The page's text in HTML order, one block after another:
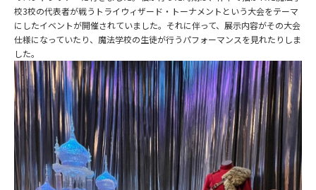
校3校の代表者が戦うトライウィザード・トーナメントという大会をテーマ
にしたイベントが開催されていました。それに伴って、展示内容がその大会
仕様になっていたり、魔法学校の生徒が行うパフォーマンスを見れたりしま
した。